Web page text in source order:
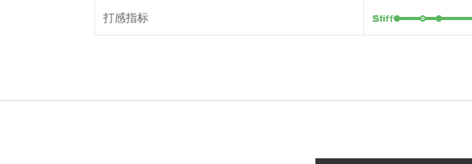
打感指标